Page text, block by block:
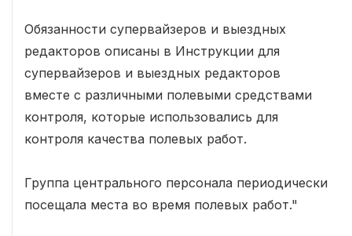
Обязанности супервайзеров и выездных
редакторов описаны в Инструкции для
супервайзеров и выездных редакторов
вместе с различными полевыми средствами
контроля, которые использовались для
контроля качества полевых работ.
Группа центрального персонала периодически
посещала места во время полевых работ."